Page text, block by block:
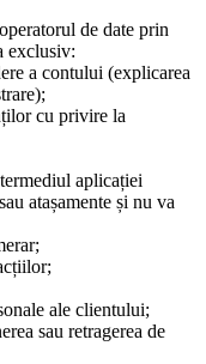
de date prin
exclusiv:
a contului (explicarea
cu privire la
aplicației
atașamente și nu va
ale clientului;
sau retragerea de